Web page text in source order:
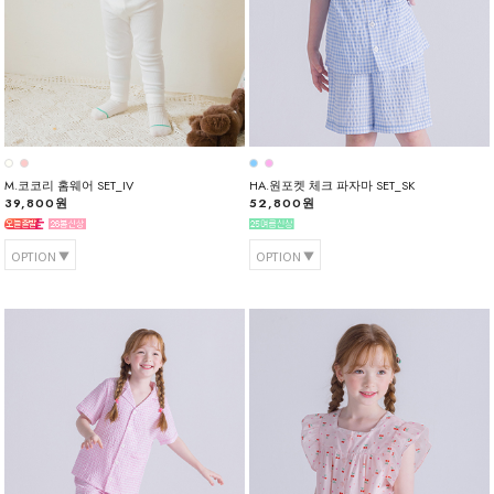
M.코코리 홈웨어 SET_IV
39,800원
OPTION
HA.원포켓 체크 파자마 SET_SK
52,800원
OPTION